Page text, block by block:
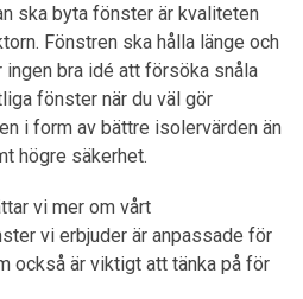
ska byta fönster är kvaliteten
Fönstren ska hålla länge och
bra idé att försöka snåla
fönster när du väl gör
i form av bättre isolervärden än
högre säkerhet.
vi mer om vårt
vi erbjuder är anpassade för
också är viktigt att tänka på för